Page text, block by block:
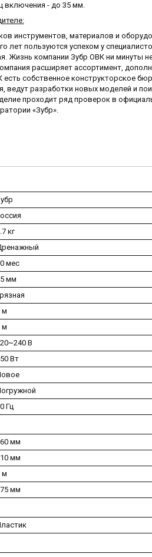
включения - до 35 мм.
инструментов, материалов и
пользуются успехом у
Жизнь компании Зубр ОВК ни минуты
расширяет ассортимент,
собственное конструкторское
разработки новых моделей и
проходит ряд проверок в
«Зубр».
кг
мес
мм
м
м
В
Вт
Гц
мм
мм
м
мм